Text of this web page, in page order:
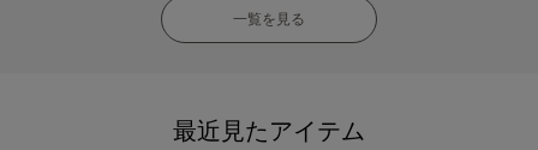
一覧を見る
最近見たアイテム